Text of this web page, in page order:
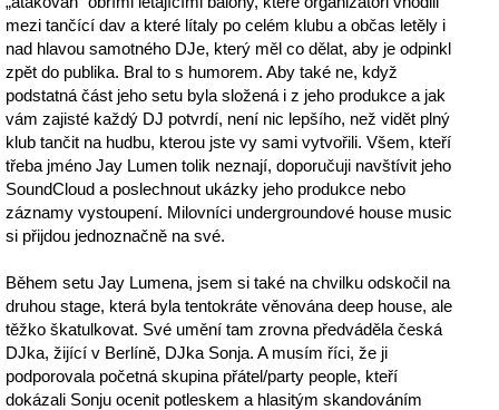
mezi tančící dav a které lítaly po celém klubu a občas letěly i
nad hlavou samotného DJe, který měl co dělat, aby je odpinkl
zpět do publika. Bral to s humorem. Aby také ne, když
podstatná část jeho setu byla složená i z jeho produkce a jak
vám zajisté každý DJ potvrdí, není nic lepšího, než vidět plný
klub tančit na hudbu, kterou jste vy sami vytvořili. Všem, kteří
třeba jméno Jay Lumen tolik neznají, doporučuji navštívit jeho
SoundCloud a poslechnout ukázky jeho produkce nebo
záznamy vystoupení. Milovníci undergroundové house music
si přijdou jednoznačně na své.
Během setu Jay Lumena, jsem si také na chvilku odskočil na
druhou stage, která byla tentokráte věnována deep house, ale
těžko škatulkovat. Své umění tam zrovna předváděla česká
DJka, žijící v Berlíně, DJka Sonja. A musím říci, že ji
podporovala početná skupina přátel/party people, kteří
dokázali Sonju ocenit potleskem a hlasitým skandováním